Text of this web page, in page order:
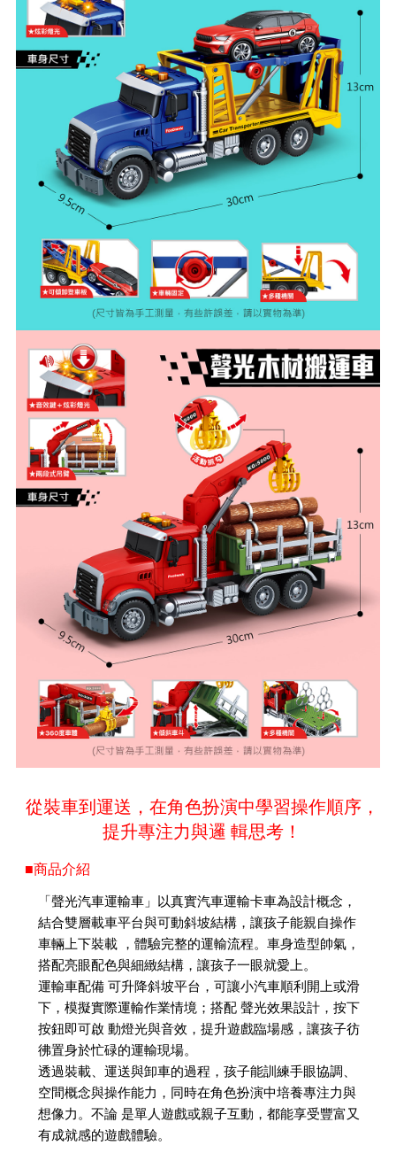
從裝車到運送，在角色扮演中學習操作順序，
提升專注力與邏 輯思考！
■商品介紹
「聲光汽車運輸車」以真實汽車運輸卡車為設計概念，
結合雙層載車平台與可動斜坡結構，讓孩子能親自操作
車輛上下裝載 ，體驗完整的運輸流程。車身造型帥氣，
搭配亮眼配色與細緻結構，讓孩子一眼就愛上。
運輸車配備 可升降斜坡平台，可讓小汽車順利開上或滑
下，模擬實際運輸作業情境；搭配 聲光效果設計，按下
按鈕即可啟 動燈光與音效，提升遊戲臨場感，讓孩子彷
彿置身於忙碌的運輸現場。
透過裝載、運送與卸車的過程，孩子能訓練手眼協調、
空間概念與操作能力，同時在角色扮演中培養專注力與
想像力。不論 是單人遊戲或親子互動，都能享受豐富又
有成就感的遊戲體驗。